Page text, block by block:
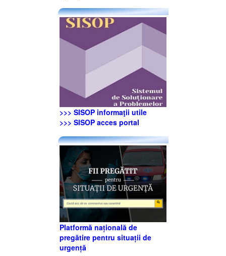
>>> SISOP informaţii utile
>>> SISOP acces portal
Platformă națională de
pregătire pentru situații de
urgență